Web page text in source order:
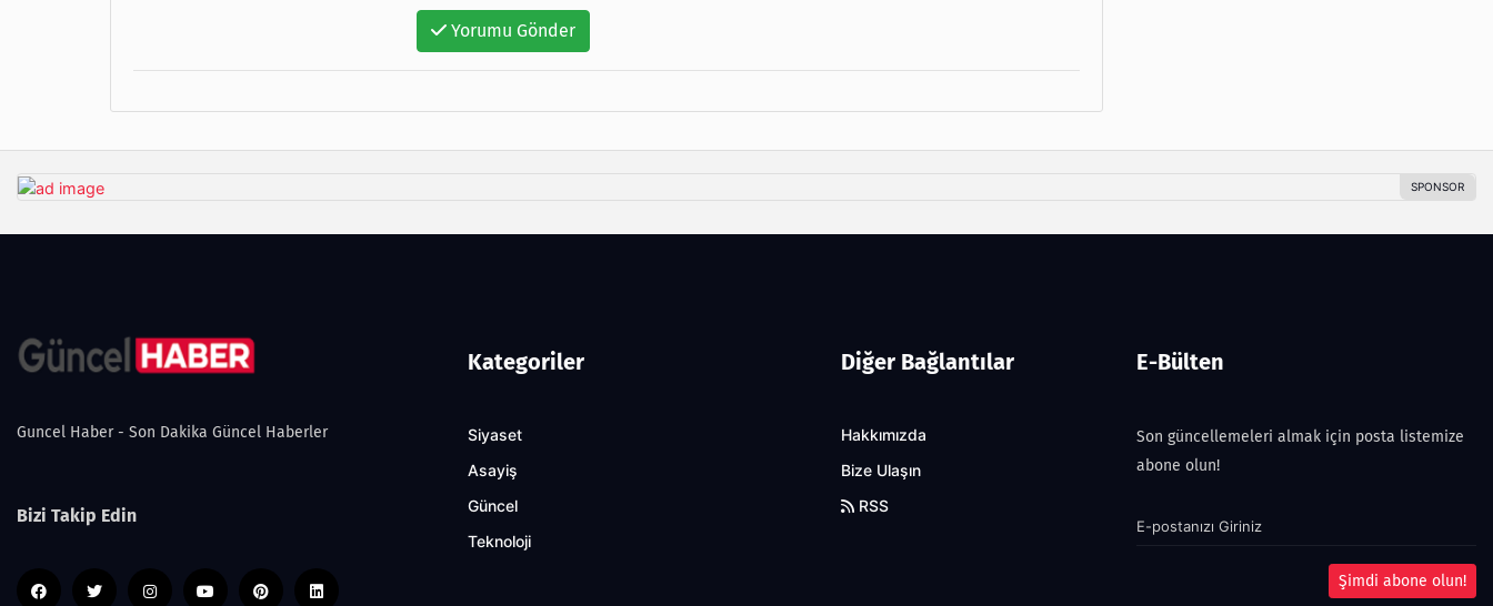
Yorumu Gönder
Guncel Haber - Son Dakika Güncel Haberler
Bizi Takip Edin
Kategoriler
Siyaset
Asayiş
Güncel
Teknoloji
Diğer Bağlantılar
Hakkımızda
Bize Ulaşın
RSS
E-Bülten
Son güncellemeleri almak için posta listemize
abone olun!
Şimdi abone olun!